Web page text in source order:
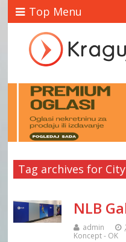
Top Menu
Tag archives for
NLB
admin
Koncept - OK